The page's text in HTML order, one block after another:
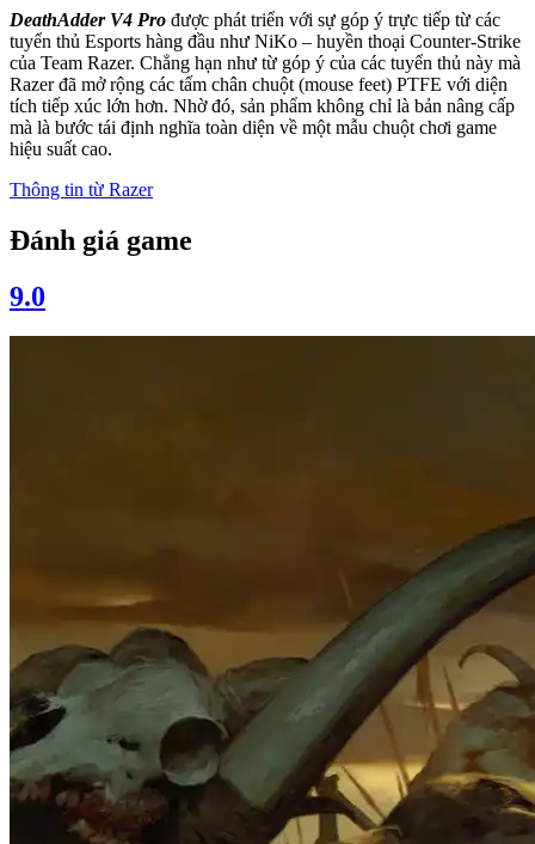
DeathAdder V4 Pro được phát triển với sự góp ý trực tiếp từ các
tuyển thủ Esports hàng đầu như NiKo – huyền thoại Counter-Strike
của Team Razer. Chẳng hạn như từ góp ý của các tuyển thủ này mà
Razer đã mở rộng các tấm chân chuột (mouse feet) PTFE với diện
tích tiếp xúc lớn hơn. Nhờ đó, sản phẩm không chỉ là bản nâng cấp
mà là bước tái định nghĩa toàn diện về một mẫu chuột chơi game
hiệu suất cao.
Thông tin từ Razer
Đánh giá game
9.0